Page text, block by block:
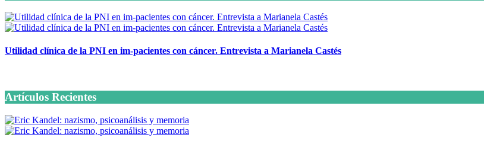
Utilidad clínica de la PNI en im-pacientes con cáncer. Entrevista a Marianela Castés
Artículos Recientes